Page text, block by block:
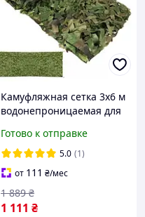
Камуфляжная сетка 3x6 м
водонепроницаемая для
100 стяжек Gardlov
Готово к отправке
5.0 (1)
от 111 ₴/мес
1 111 ₴
1 889 ₴